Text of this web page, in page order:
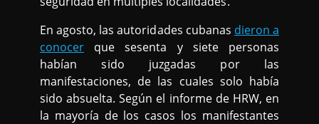
En agosto, las autoridades cubanas dieron a
conocer que sesenta y siete personas
habían sido juzgadas por las
manifestaciones, de las cuales solo había
sido absuelta. Según el informe de HRW, en
la mayoría de los casos los manifestantes